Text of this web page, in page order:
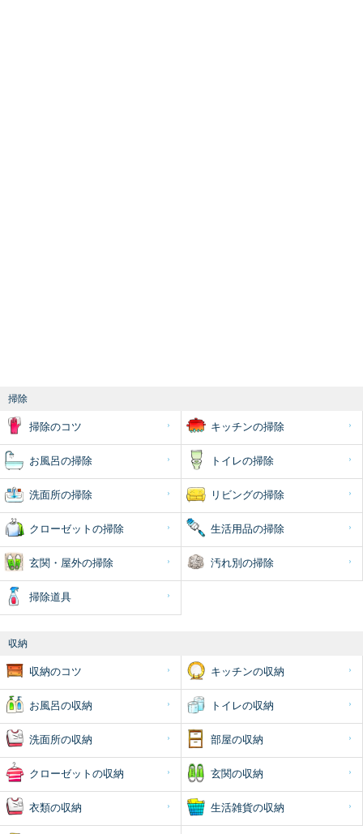
掃除
掃除のコツ キッチンの掃除
お風呂の掃除 トイレの掃除
洗面所の掃除 リビングの掃除
クローゼットの掃除 生活用品の掃除
玄関・屋外の掃除 汚れ別の掃除
掃除道具
収納
収納のコツ キッチンの収納
お風呂の収納 トイレの収納
洗面所の収納 部屋の収納
クローゼットの収納 玄関の収納
衣類の収納 生活雑貨の収納